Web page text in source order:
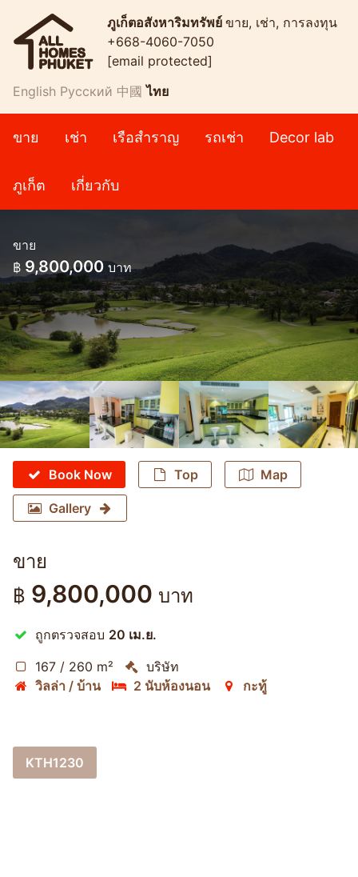
ภูเก็ตอสังหาริมทรัพย์ ขาย, เช่า, การลงทุน
+668-4060-7050
[email protected]
English Русский 中國 ไทย
ขาย เช่า เรือสำราญ รถเช่า Decor lab
ภูเก็ต เกี่ยวกับ
ขาย
฿ 9,800,000บาท
Book Now Top Map
Gallery
ขาย
฿ 9,800,000 บาท
ถูกตรวจสอบ 20 เม.ย.
167 / 260 m²
บริษัท
วิลล่า / บ้าน
2 นับห้องนอน กะทู้
KTH1230